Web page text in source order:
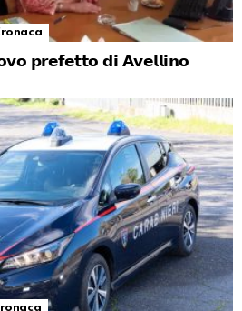
𝗽𝗿𝗲𝗳𝗲𝘁𝘁𝗼 𝗱𝗶 𝗔𝘃𝗲𝗹𝗹𝗶𝗻𝗼